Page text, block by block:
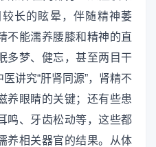
长的眩晕，伴随精神萎
能濡养腰膝和精神的直
多梦、健忘，甚至两目干
讲究“肝肾同源”，肾精不
养眼睛的关键；还有些患
鸣、牙齿松动等，这些都
养相关器官的结果。从体